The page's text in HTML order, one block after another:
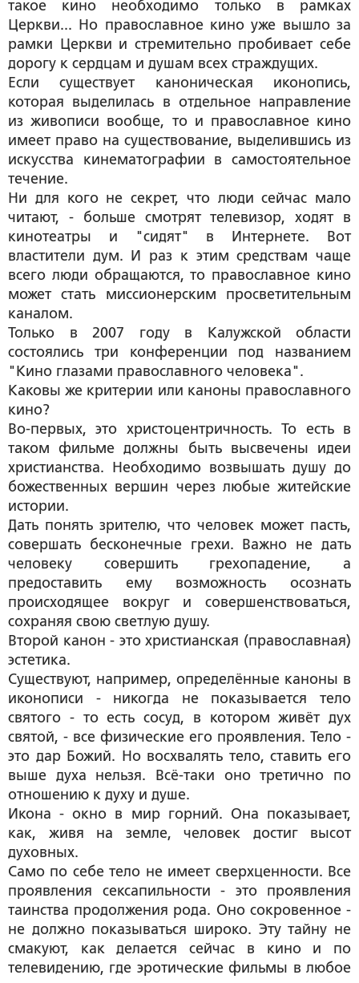
такое кино необходимо только в рамках
Церкви... Но православное кино уже вышло за
рамки Церкви и стремительно пробивает себе
дорогу к сердцам и душам всех страждущих.
Если существует каноническая иконопись,
которая выделилась в отдельное направление
из живописи вообще, то и православное кино
имеет право на существование, выделившись из
искусства кинематографии в самостоятельное
течение.
Ни для кого не секрет, что люди сейчас мало
читают, - больше смотрят телевизор, ходят в
кинотеатры и "сидят" в Интернете. Вот
властители дум. И раз к этим средствам чаще
всего люди обращаются, то православное кино
может стать миссионерским просветительным
каналом.
Только в 2007 году в Калужской области
состоялись три конференции под названием
"Кино глазами православного человека".
Каковы же критерии или каноны православного
кино?
Во-первых, это христоцентричность. То есть в
таком фильме должны быть высвечены идеи
христианства. Необходимо возвышать душу до
божественных вершин через любые житейские
истории.
Дать понять зрителю, что человек может пасть,
совершать бесконечные грехи. Важно не дать
человеку совершить грехопадение, а
предоставить ему возможность осознать
происходящее вокруг и совершенствоваться,
сохраняя свою светлую душу.
Второй канон - это христианская (православная)
эстетика.
Существуют, например, определённые каноны в
иконописи - никогда не показывается тело
святого - то есть сосуд, в котором живёт дух
святой, - все физические его проявления. Тело -
это дар Божий. Но восхвалять тело, ставить его
выше духа нельзя. Всё-таки оно третично по
отношению к духу и душе.
Икона - окно в мир горний. Она показывает,
как, живя на земле, человек достиг высот
духовных.
Само по себе тело не имеет сверхценности. Все
проявления сексапильности - это проявления
таинства продолжения рода. Оно сокровенное -
не должно показываться широко. Эту тайну не
смакуют, как делается сейчас в кино и по
телевидению, где эротические фильмы в любое